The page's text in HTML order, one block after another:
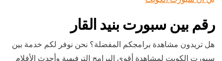
رقم بين سبورت بنيد القار
هل تريدون مشاهدة برامجكم المفضلة؟ نحن نوفر لكم خدمة بين
سبورت الكويت لمشاهدة أقوى البرامج الترفيهية وأحدث الأفلام